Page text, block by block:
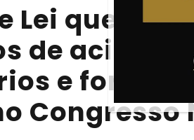
Lei que
de
e
Congresso